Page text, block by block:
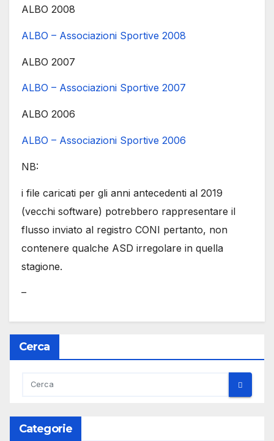
ALBO 2008
ALBO – Associazioni Sportive 2008
ALBO 2007
ALBO – Associazioni Sportive 2007
ALBO 2006
ALBO – Associazioni Sportive 2006
NB:
i file caricati per gli anni antecedenti al 2019
(vecchi software) potrebbero rappresentare il
flusso inviato al registro CONI pertanto, non
contenere qualche ASD irregolare in quella
stagione.
–
Cerca
Categorie